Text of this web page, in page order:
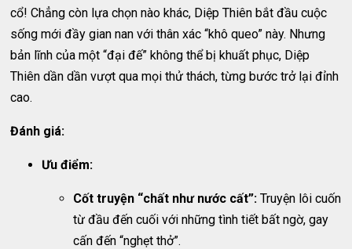
cổ! Chẳng còn lựa chọn nào khác, Diệp Thiên bắt đầu cuộc
sống mới đầy gian nan với thân xác “khô queo” này. Nhưng
bản lĩnh của một “đại đế” không thể bị khuất phục, Diệp
Thiên dần dần vượt qua mọi thử thách, từng bước trở lại đỉnh
cao.
Đánh giá:
Ưu điểm:
Cốt truyện “chất như nước cất”: Truyện lôi cuốn
từ đầu đến cuối với những tình tiết bất ngờ, gay
cấn đến “nghẹt thở”.